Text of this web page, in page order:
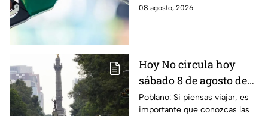
combustible cambia todos los
08 agosto, 2026
Hoy No circula hoy
sábado 8 de agosto de
2026: ¿Qué autos no
transitan en la CDMX y
Poblano: Si piensas viajar, es
importante que conozcas las